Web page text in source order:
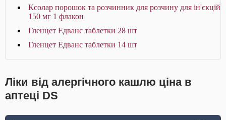
Ксолар порошок та розчинник для розчину для ін'єкцій
150 мг 1 флакон
Гленцет Едванс таблетки 28 шт
Гленцет Едванс таблетки 14 шт
Ліки від алергічного кашлю ціна в
аптеці DS